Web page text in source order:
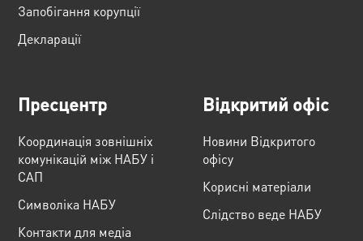
Запобігання корупції
Декларації
Пресцентр
Координація зовнішніх
комунікацій між НАБУ і
САП
Cимволіка НАБУ
Контакти для медіа
Відкритий офіс
Новини Відкритого
офісу
Корисні матеріали
Слідство веде НАБУ